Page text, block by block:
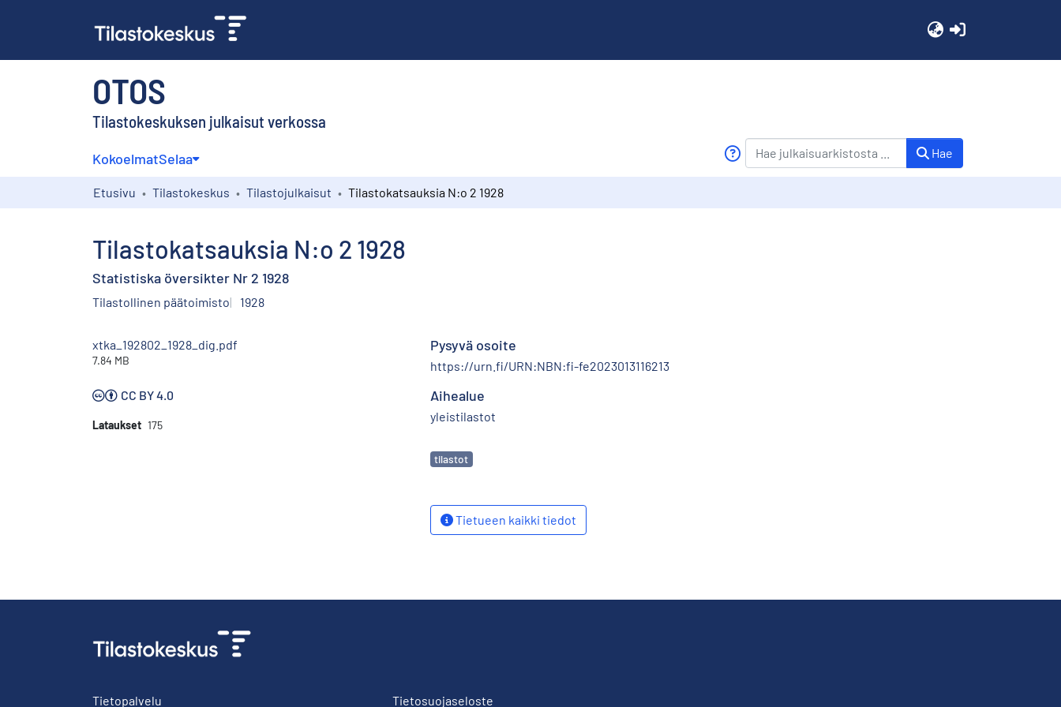
OTOS
Tilastokeskuksen julkaisut verkossa
KokoelmatSelaa Hae
Etusivu Tilastokeskus Tilastojulkaisut Tilastokatsauksia N:o 2 1928
Tilastokatsauksia N:o 2 1928
Statistiska översikter Nr 2 1928
Tilastollinen päätoimisto 1928
xtka_192802_1928_dig.pdf
7.84 MB
CC BY 4.0
Lataukset 175
Pysyvä osoite
https://urn.fi/URN:NBN:fi-fe2023013116213
Aihealue
yleistilastot
Avainsanat
tilastot
Tietueen kaikki tiedot
Tietopalvelu Tietosuojaseloste